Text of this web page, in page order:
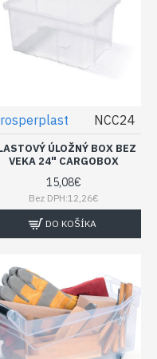
NCC24
ÚLOŽNÝ BOX BEZ
VEKA 24" CARGOBOX
15,08€
Bez DPH:12,26€
DO KOŠÍKA